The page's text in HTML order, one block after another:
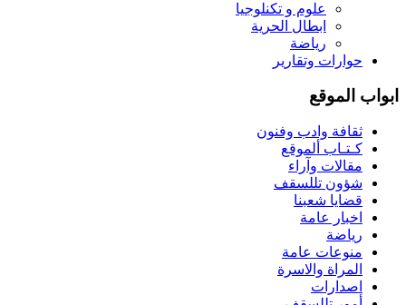
علوم و تکنلوجیا
ابطال الحرية
رياضة
حوارات وتقارير
الموقع
ثقافة وادب وفنون
كـتـاب ألموقع
مقالات وآراء
شؤون تللسقف
قضايا شعبنا
اخبار عامة
رياضة
منوعات عامة
المراة والاسرة
اصدارات